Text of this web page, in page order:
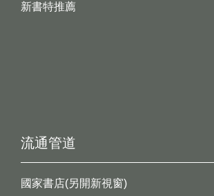
新書特推薦
流通管道
國家書店(另開新視窗)